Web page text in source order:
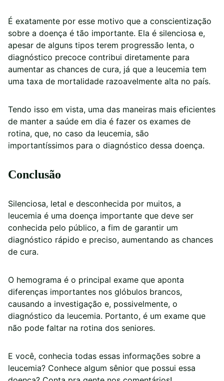
É exatamente por esse motivo que a conscientização
sobre a doença é tão importante. Ela é silenciosa e,
apesar de alguns tipos terem progressão lenta, o
diagnóstico precoce contribui diretamente para
aumentar as chances de cura, já que a leucemia tem
uma taxa de mortalidade razoavelmente alta no país.
Tendo isso em vista, uma das maneiras mais eficientes
de manter a saúde em dia é fazer os exames de
rotina, que, no caso da leucemia, são
importantíssimos para o diagnóstico dessa doença.
Conclusão
Silenciosa, letal e desconhecida por muitos, a
leucemia é uma doença importante que deve ser
conhecida pelo público, a fim de garantir um
diagnóstico rápido e preciso, aumentando as chances
de cura.
O hemograma é o principal exame que aponta
diferenças importantes nos glóbulos brancos,
causando a investigação e, possivelmente, o
diagnóstico da leucemia. Portanto, é um exame que
não pode faltar na rotina dos seniores.
E você, conhecia todas essas informações sobre a
leucemia? Conhece algum sênior que possui essa